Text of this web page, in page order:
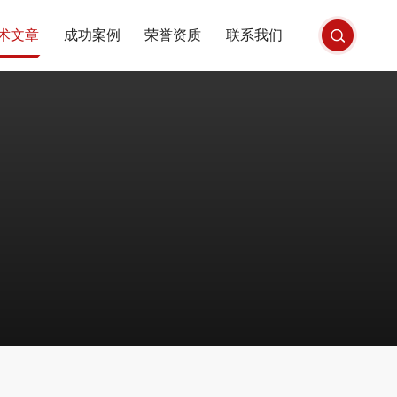
文章 成功案例 荣誉资质 联系我们